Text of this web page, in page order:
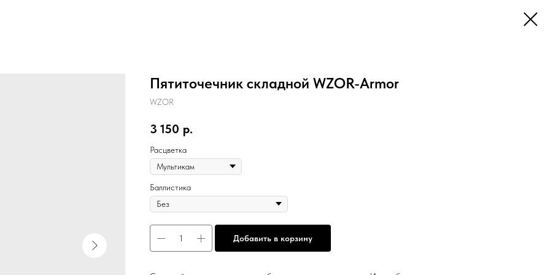
Пятиточечник складной WZOR-Armor
WZOR
3 150 р.
Расцветка
Баллистика
Добавить в корзину